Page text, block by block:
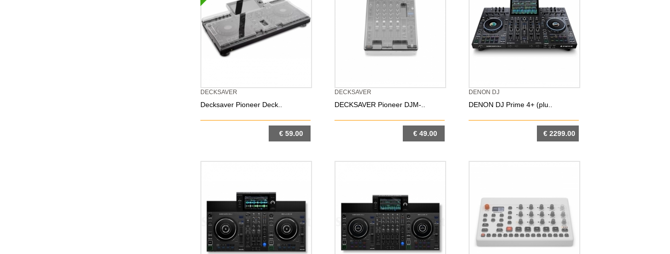
DECKSAVER
Decksaver Pioneer Deck..
€ 59.00
DECKSAVER
DECKSAVER Pioneer DJM-..
€ 49.00
DENON DJ
DENON DJ Prime 4+ (plu..
€ 2299.00